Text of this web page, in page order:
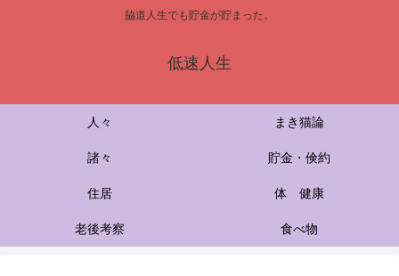
脇道人生でも貯金が貯まった。
低速人生
人々 まき猫論
諸々 貯金・倹約
住居 体 健康
老後考察 食べ物